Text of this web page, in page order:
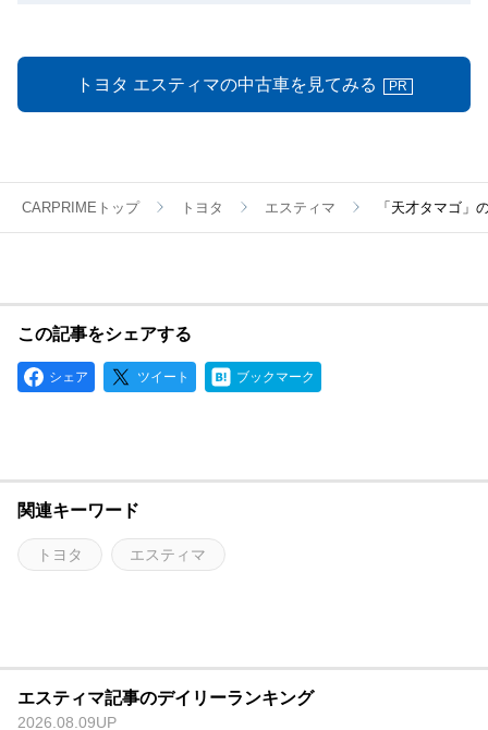
トヨタ エスティマの中古車を見てみる PR
CARPRIMEトップ トヨタ エスティマ 「天才タマゴ」
この記事をシェアする
シェア ツイート ブックマーク
関連キーワード
トヨタ エスティマ
エスティマ記事のデイリーランキング
2026.08.09UP